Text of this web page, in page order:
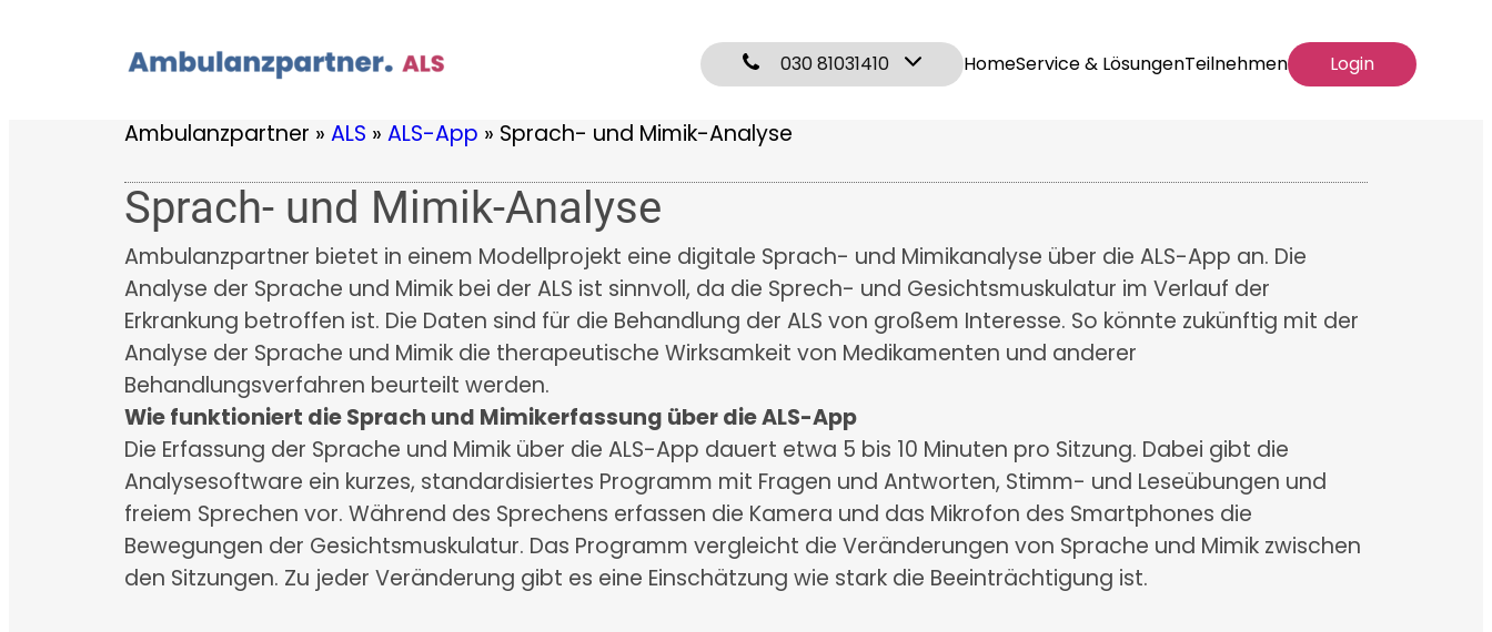
030 81031410 HomeService & LösungenTeilnehmen Login
Ambulanzpartner » ALS » ALS-App » Sprach- und Mimik-Analyse
Sprach- und Mimik-Analyse
Ambulanzpartner bietet in einem Modellprojekt eine digitale Sprach- und Mimikanalyse über die ALS-App an. Die
Analyse der Sprache und Mimik bei der ALS ist sinnvoll, da die Sprech- und Gesichtsmuskulatur im Verlauf der
Erkrankung betroffen ist. Die Daten sind für die Behandlung der ALS von großem Interesse. So könnte zukünftig mit der
Analyse der Sprache und Mimik die therapeutische Wirksamkeit von Medikamenten und anderer
Behandlungsverfahren beurteilt werden.
Wie funktioniert die Sprach und Mimikerfassung über die ALS-App
Die Erfassung der Sprache und Mimik über die ALS-App dauert etwa 5 bis 10 Minuten pro Sitzung. Dabei gibt die
Analysesoftware ein kurzes, standardisiertes Programm mit Fragen und Antworten, Stimm- und Leseübungen und
freiem Sprechen vor. Während des Sprechens erfassen die Kamera und das Mikrofon des Smartphones die
Bewegungen der Gesichtsmuskulatur. Das Programm vergleicht die Veränderungen von Sprache und Mimik zwischen
den Sitzungen. Zu jeder Veränderung gibt es eine Einschätzung wie stark die Beeinträchtigung ist.